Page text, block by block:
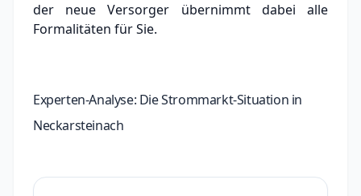
der neue Versorger übernimmt dabei alle
Formalitäten für Sie.
Experten-Analyse: Die Strommarkt-Situation in
Neckarsteinach